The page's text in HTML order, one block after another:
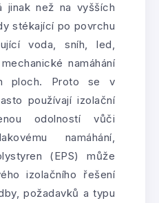
jinak než na vyšších
stékající po povrchu
voda, sníh, led,
namáhání
ploch. Proto se v
používají izolační
odolností vůči
namáhání,
(EPS) může
izolačního řešení
požadavků a typu